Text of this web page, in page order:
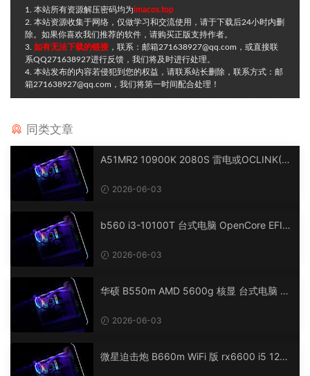
1. 本站所有资源解压密码均为imacos.top
2. 本站资源收集于网络，仅做学习和交流使用，请于下载后24小时内删
除。如果你喜欢我们推荐的软件，请购买正版支持作者。
3. 如有无法下载的链接 ，联系：邮箱271638927@qq.com，或直接联
系QQ271638927进行反馈，我们将及时进行处理。
4. 本站发布的内容若侵犯到您的权益，请联系站长删除，联系方式：邮
箱271638927@qq.com，我们将第一时间配合处理！
同类文章
A51MR2 10900K 2080S 雷电或OCLINK(R
macOS Hackintosh
2026-06-03
b560 i3-10100T 台式电脑 OpenCore EFI
2026-06-03
华硕 B550m AMD 5600g 核显 台式电脑 O
2026-06-03
微星迫击炮 B660m WiFi 版 rx6600 i5 1240